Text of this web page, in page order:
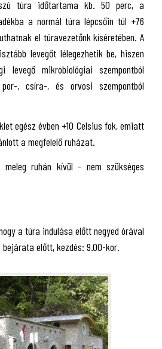
túra időtartama kb. 50 perc, a
a normál túra lépcsőin túl +76
el túravezetőnk kíséretében. A
levegőt lélegezhetik be, hiszen
levegő mikrobiológiai szempontból
, csíra-, és orvosi szempontból
egész évben +10 Celsius fok, emiatt
a megfelelő ruházat.
ruhán kívül - nem szükséges
a túra indulása előtt negyed órával
bejárata előtt, kezdés: 9.00-kor.